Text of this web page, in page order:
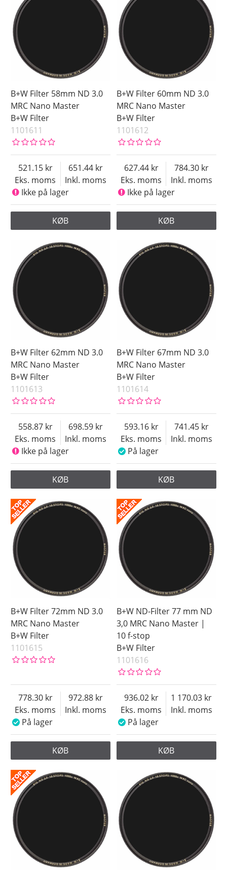
B+W Filter 58mm ND 3.0
MRC Nano Master
B+W Filter
1101611
Eks. moms
521.15
Inkl. moms
651.44
Ikke på lager
KØB
B+W Filter 60mm ND 3.0
MRC Nano Master
B+W Filter
1101612
Eks. moms
627.44
Inkl. moms
784.30
Ikke på lager
KØB
B+W Filter 62mm ND 3.0
MRC Nano Master
B+W Filter
1101613
Eks. moms
558.87
Inkl. moms
698.59
Ikke på lager
KØB
B+W Filter 67mm ND 3.0
MRC Nano Master
B+W Filter
1101614
Eks. moms
593.16
Inkl. moms
741.45
På lager
KØB
B+W Filter 72mm ND 3.0
MRC Nano Master
B+W Filter
1101615
Eks. moms
778.30
Inkl. moms
972.88
På lager
KØB
B+W ND-Filter 77 mm ND
3,0 MRC Nano Master |
10 f-stop
B+W Filter
1101616
Eks. moms
936.02
Inkl. moms
1 170.03
På lager
KØB